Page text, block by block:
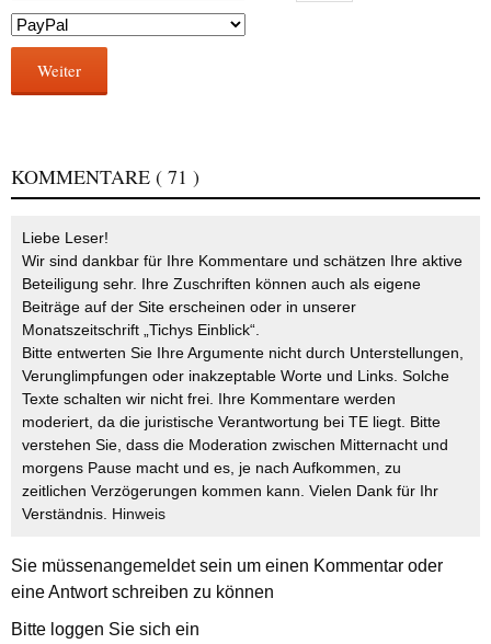
Weiter
KOMMENTARE ( 71 )
Liebe Leser!
Wir sind dankbar für Ihre Kommentare und schätzen Ihre aktive
Beteiligung sehr. Ihre Zuschriften können auch als eigene
Beiträge auf der Site erscheinen oder in unserer
Monatszeitschrift „Tichys Einblick“.
Bitte entwerten Sie Ihre Argumente nicht durch Unterstellungen,
Verunglimpfungen oder inakzeptable Worte und Links. Solche
Texte schalten wir nicht frei. Ihre Kommentare werden
moderiert, da die juristische Verantwortung bei TE liegt. Bitte
verstehen Sie, dass die Moderation zwischen Mitternacht und
morgens Pause macht und es, je nach Aufkommen, zu
zeitlichen Verzögerungen kommen kann. Vielen Dank für Ihr
Verständnis. Hinweis
Sie müssenangemeldetsein um einen Kommentar oder
eine Antwort schreiben zu können
Bitte loggen Sie sich ein